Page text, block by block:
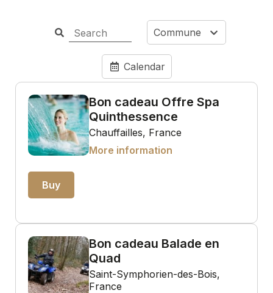
Commune
Calendar
Bon cadeau Offre Spa
Quinthessence
Chauffailles, France
More information
Buy
Bon cadeau Balade en
Quad
Saint-Symphorien-des-Bois,
France